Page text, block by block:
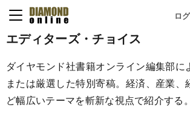
ロ
エディターズ・チョイス
ダイヤモンド社書籍オンライン編集部に
または厳選した特別寄稿。経済、産業、
ど幅広いテーマを斬新な視点で紹介する。